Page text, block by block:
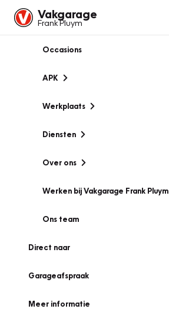
Vakgarage
Frank Pluym
Occasions
APK
Werkplaats
Diensten
Over ons
Werken bij Vakgarage Frank Pluym
Ons team
Direct naar
Garageafspraak
Meer informatie